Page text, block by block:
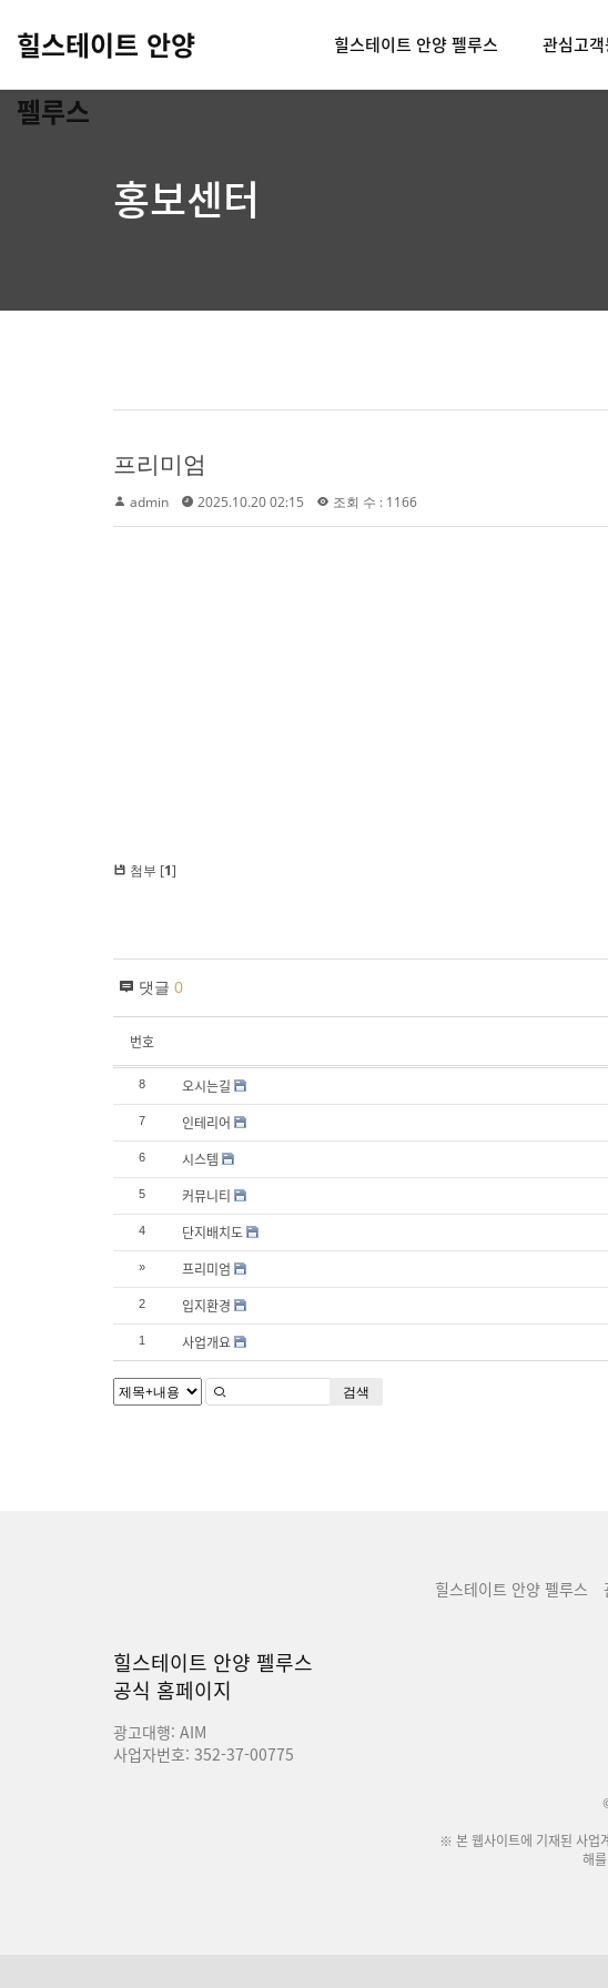
힐스테이트 안양
펠루스
힐스테이트 안양 펠루스 관심고
홍보센터
프리미엄
admin 2025.10.20 02:15 조회 수 : 1166
첨부 [1]
댓글 0
번호
8 오시는길
7 인테리어
6 시스템
5 커뮤니티
4 단지배치도
» 프리미엄
2 입지환경
1 사업개요
검색
힐스테이트 안양 펠루스
힐스테이트 안양 펠루스
공식 홈페이지
광고대행: AIM
사업자번호: 352-37-00775
※ 본 웹사이트에 기재된 사업
해